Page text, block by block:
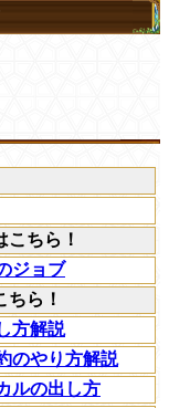
こちら！
ジョブ
ら！
方解説
のやり方解説
ルの出し方